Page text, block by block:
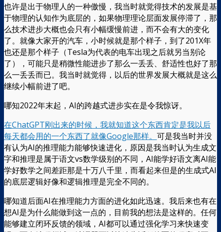
也许是出于物理人的一种傲慢，我当时就觉得技术的发展是基
于物理的认知作为底层的，如果物理理论层面发展停滞了，那
么技术进步大概也会只有小幅缓慢前进，而不会有大的变化
了。就像大家开的汽车，小时候就是那个样子，到了201X年
也还是那个样子（Tesla为代表的电车出现之后就另当别论
了），可能只是稍微性能进步了那么一丢丢、舒适性也好了那
么一丢丢而已。我当时就觉得，以后的世界发展大概就是这么
继续小幅前进了吧。
哪知2022年末起，AI的跨越式进步实在是令我惊讶。
在ChatGPT刚出来的时候，我就知道这个东西肯定是我以后
每天都会用的一个东西了就像Google那样。 可是我当时并没
有认为AI的推理能力能够快速进化，原因是我当时认为生成文
字和推理是属于语文vs数学级别的不同，AI能学好语文离AI能
学好数学之间差距那是十万八千里，而看起来但是的生成式AI
的底层逻辑好像和逻辑推理是完全不同的。
哪知道后面AI在推理能力方面的进化如此迅速。我后来也有在
想AI是为什么能做到这一点的，目前我的想法是这样的。任何
能够建立闭环反馈的领域，AI都可以通过强化学习来快速变